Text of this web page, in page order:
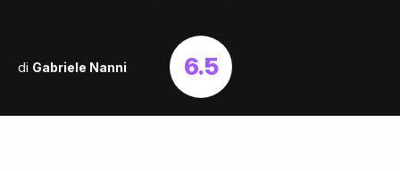
di Gabriele Nanni 6.5